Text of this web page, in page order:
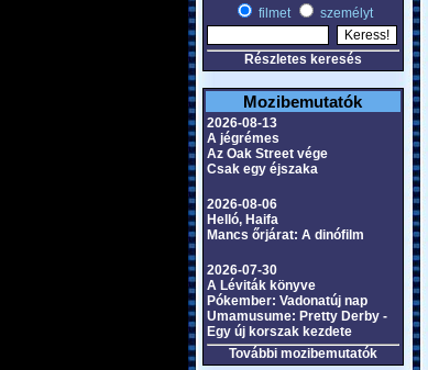
filmet személyt
Részletes keresés
Mozibemutatók
2026-08-13
A jégrémes
Az Oak Street vége
Csak egy éjszaka
2026-08-06
Helló, Haifa
Mancs őrjárat: A dinófilm
2026-07-30
A Léviták könyve
Pókember: Vadonatúj nap
Umamusume: Pretty Derby -
Egy új korszak kezdete
További mozibemutatók